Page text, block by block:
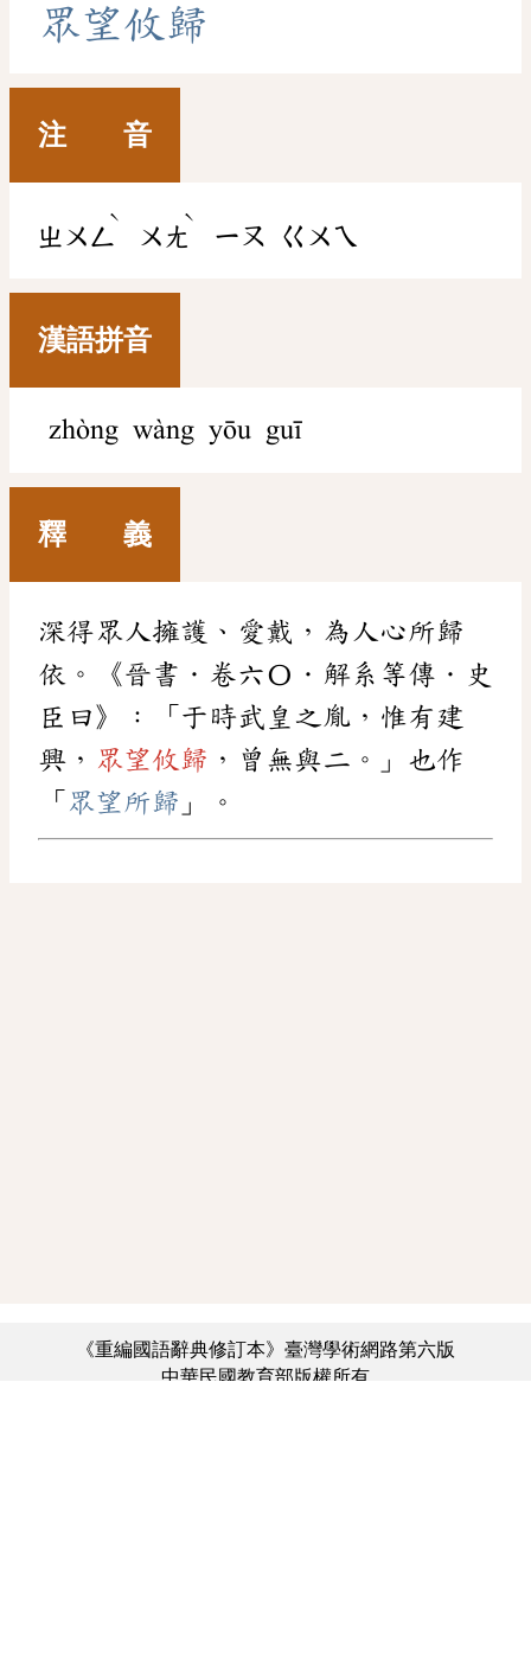
眾望攸 歸
注 音
ㄓㄨㄥ
ˋ
ㄨㄤ
ˋ
ㄧㄡ ㄍㄨㄟ
漢語拼音
zhòng wàng yōu guī
釋 義
深得眾人擁護、愛戴，為人心所歸
依。《晉書．卷六〇．解系等傳．史
臣曰》：「于時武皇之胤，惟有建
興， 眾望攸歸 ，曾無與二。」也作
「 眾望所歸 」。
《重編國語辭典修訂本》臺灣學術網路第六版
中華民國教育部版權所有